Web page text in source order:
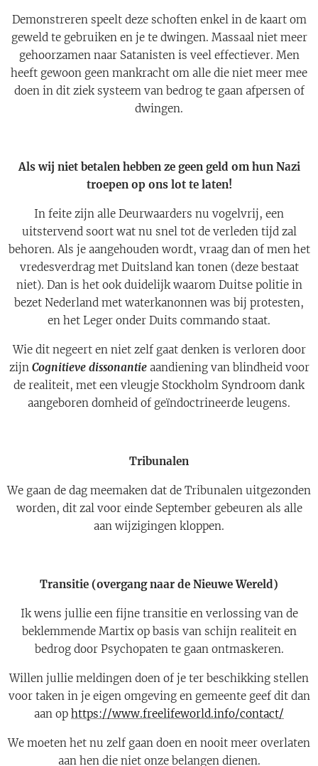
Demonstreren speelt deze schoften enkel in de kaart om
geweld te gebruiken en je te dwingen. Massaal niet meer
gehoorzamen naar Satanisten is veel effectiever. Men
heeft gewoon geen mankracht om alle die niet meer mee
doen in dit ziek systeem van bedrog te gaan afpersen of
dwingen.
Als wij niet betalen hebben ze geen geld om hun Nazi
troepen op ons lot te laten!
In feite zijn alle Deurwaarders nu vogelvrij, een
uitstervend soort wat nu snel tot de verleden tijd zal
behoren. Als je aangehouden wordt, vraag dan of men het
vredesverdrag met Duitsland kan tonen (deze bestaat
niet). Dan is het ook duidelijk waarom Duitse politie in
bezet Nederland met waterkanonnen was bij protesten,
en het Leger onder Duits commando staat.
Wie dit negeert en niet zelf gaat denken is verloren door
zijn Cognitieve dissonantieaandiening van blindheid voor
de realiteit, met een vleugje Stockholm Syndroom dank
aangeboren domheid of geïndoctrineerde leugens.
Tribunalen
We gaan de dag meemaken dat de Tribunalen uitgezonden
worden, dit zal voor einde September gebeuren als alle
aan wijzigingen kloppen.
Transitie (overgang naar de Nieuwe Wereld)
Ik wens jullie een fijne transitie en verlossing van de
beklemmende Martix op basis van schijn realiteit en
bedrog door Psychopaten te gaan ontmaskeren.
Willen jullie meldingen doen of je ter beschikking stellen
voor taken in je eigen omgeving en gemeente geef dit dan
aan op https://www.freelifeworld.info/contact/
We moeten het nu zelf gaan doen en nooit meer overlaten
aan hen die niet onze belangen dienen.